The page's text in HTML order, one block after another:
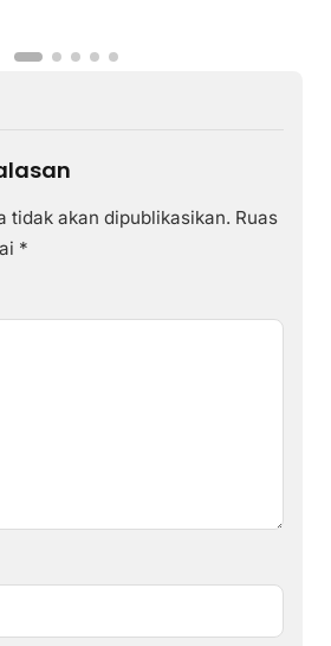
tidak akan dipublikasikan. Ruas
*